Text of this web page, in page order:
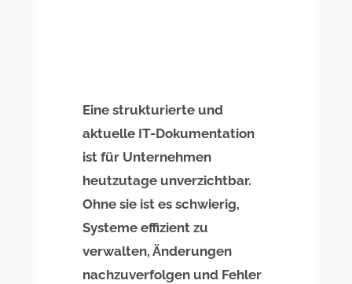
Eine strukturierte und
aktuelle IT-Dokumentation
ist für Unternehmen
heutzutage unverzichtbar.
Ohne sie ist es schwierig,
Systeme effizient zu
verwalten, Änderungen
nachzuverfolgen und Fehler